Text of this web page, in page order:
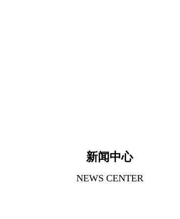
新闻中心
NEWS CENTER